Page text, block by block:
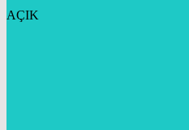
AÇIK